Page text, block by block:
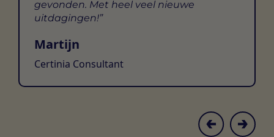
gevonden. Met heel veel nieuwe
uitdagingen!
Martijn
Certinia Consultant